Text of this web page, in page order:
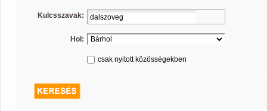
Kulcsszavak:
Hol:
csak nyitott közösségekben